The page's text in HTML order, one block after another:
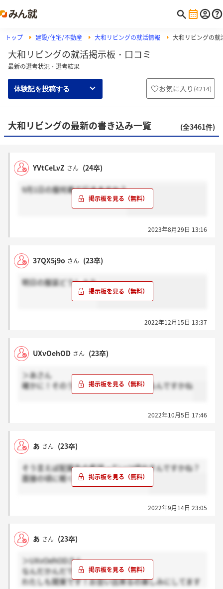
トップ 建設/住宅/不動産 大和リビングの就活情報 大和リビングの就
大和リビングの就活掲示板・口コミ
最新の選考状況・選考結果
体験記を投稿する お気に入り (4214)
大和リビングの最新の書き込み一覧 (全3461件)
YVtCeLvZ さん (24卒)
9月1日の服何着て行きますか？
2023年8月29日 13:16
37QX5j9o さん (23卒)
明日の服装どうしよう
2022年12月15日 13:37
UXvOehOD さん (23卒)
＞あさん
確かに！そのうちアンケートとかでくるんですかね
2022年10月5日 17:46
あ さん (23卒)
そう言えば配属先の希望っていつ頃出すんですかね？
面接の頃に軽く聞かれた程度ですけど
2022年9月14日 23:05
あ さん (23卒)
＞UXvOehODさん
なんだかんだでスーツになりますね笑
わたしも関東です！お会い出来るの楽しみにしてます